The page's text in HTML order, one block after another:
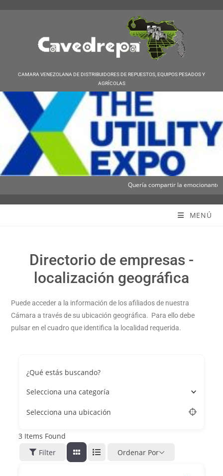
CAMARA VENEZOLANA DE DISTRIBUIDORES DE REPUESTOS, EQUIPOS PESADOS Y
AGRÍCOLAS
Quería compartir la emocionante
MENÚ
Directorio de empresas -
localización geográfica
Puede acceder a la información de los afiliados de nuestra
Cámara a través de su ubicación geográfica. Para ello debe
pulsar en el cuadro que identifica la localidad requerida.
¿Qué estás buscando?
Selecciona una categoría
Selecciona una ubicación
3 Items Found
Filter
Ordenar Por